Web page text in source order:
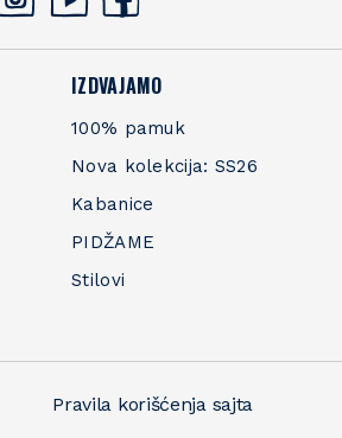
IZDVAJAMO
100% pamuk
Nova kolekcija: SS26
Kabanice
PIDŽAME
Stilovi
Pravila korišćenja sajta